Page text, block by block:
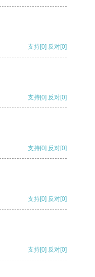
支持[0] 反对[0]
支持[0] 反对[0]
支持[0] 反对[0]
支持[0] 反对[0]
支持[0] 反对[0]